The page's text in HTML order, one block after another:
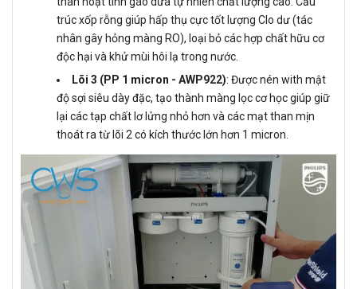
trúc xốp rỗng giúp hấp thụ cực tốt lượng Clo dư (tác
nhân gây hỏng màng RO), loại bỏ các hợp chất hữu cơ
độc hại và khử mùi hôi lạ trong nước.
Lõi 3 (PP 1 micron - AWP922): Được nén with mật
độ sợi siêu dày đặc, tạo thành màng lọc cơ học giúp giữ
lại các tạp chất lơ lửng nhỏ hơn và các mạt than mịn
thoát ra từ lõi 2 có kích thước lớn hơn 1 micron.